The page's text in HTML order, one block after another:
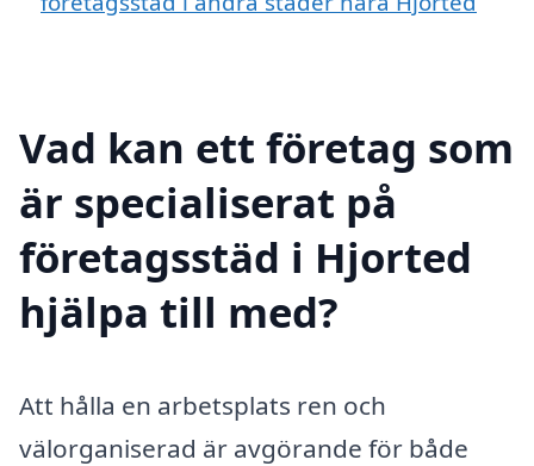
Vad kan ett företag som
är specialiserat på
företagsstäd i Hjorted
hjälpa till med?
Att hålla en arbetsplats ren och
välorganiserad är avgörande för både